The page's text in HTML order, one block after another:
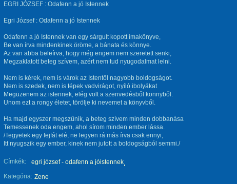
EGRI JÓZSEF : Odafenn a jó Istennek
Egri József : Odafenn a jó Istennek
Odafenn a jó Istennek van egy sárgult kopott imakönyve,
Be van írva mindenkinek öröme, a bánata és könnye.
Az van abba beleírva, hogy még engem nem szeretett senki,
Megzaklatott beteg szívem, azért nem tud nyugodalmat lelni.
Nem is kérek, nem is várok az Istentől nagyobb boldogságot.
Nem is szedek, nem is tépek vadvirágot, nyíló ibolyákat
Megüzenem az istennek, elég volt a szenvedésből könnyből.
Unom ezt a rongy életet, törölje ki nevemet a könyvből.
Ha majd egyszer megszűnik, a beteg szívem minden dobbanása
Temessenek oda engem, ahol sírom minden ember lássa.
/Tegyetek egy fejfát elé, ne legyen rá más írva csak ennyi,
Itt nyugszik egy ember, kinek nem jutott a boldogságból semmi./
Címkék:
egri józsef - odafenn a jóistennek
Kategória: Zene